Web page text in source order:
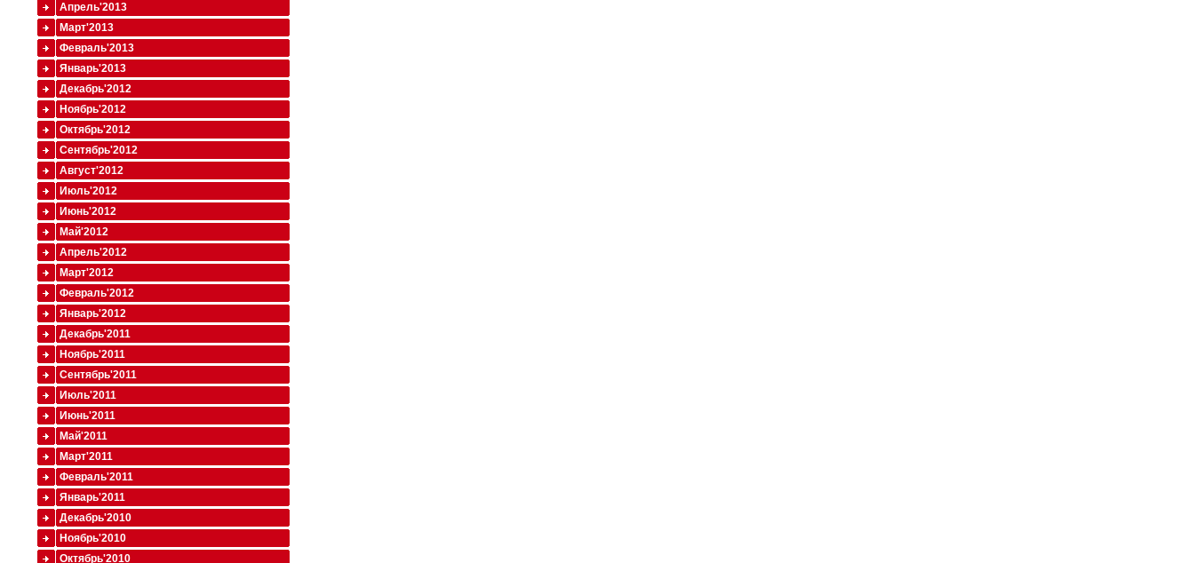
Апрель'2013
Март'2013
Февраль'2013
Январь'2013
Декабрь'2012
Ноябрь'2012
Октябрь'2012
Сентябрь'2012
Август'2012
Июль'2012
Июнь'2012
Май'2012
Апрель'2012
Март'2012
Февраль'2012
Январь'2012
Декабрь'2011
Ноябрь'2011
Сентябрь'2011
Июль'2011
Июнь'2011
Май'2011
Март'2011
Февраль'2011
Январь'2011
Декабрь'2010
Ноябрь'2010
Октябрь'2010